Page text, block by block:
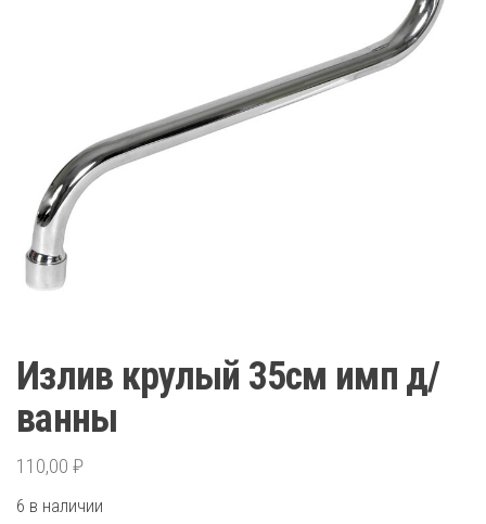
Излив крулый 35см имп д/
ванны
110,00 ₽
6 в наличии